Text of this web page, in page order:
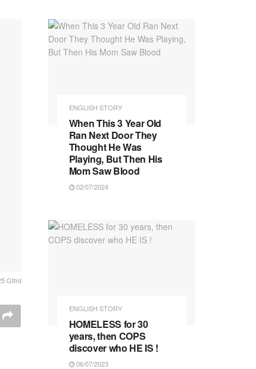
Gtfrd
ENGLISH STORY
When This 3 Year Old
Ran Next Door They
Thought He Was
Playing, But Then His
Mom Saw Blood
02/07/2024
ENGLISH STORY
HOMELESS for 30
years, then COPS
discover who HE IS !
06/07/2023